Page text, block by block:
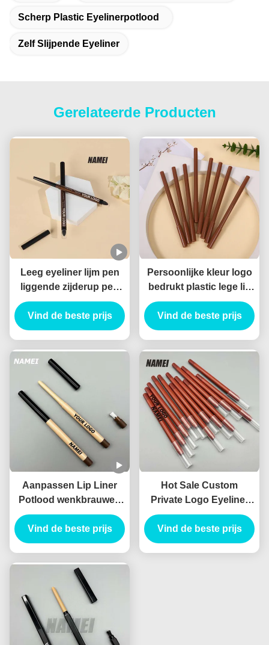
Scherp Plastic Eyelinerpotlood
Zelf Slijpende Eyeliner
Gerelateerde Producten
Leeg eyeliner lijm pen
liggende zijderup pen
waterdicht duurzaam op
maat gel eyeliner
potlood Container
Vind de beste prijs
Persoonlijke kleur logo
bedrukt plastic lege lip
liner buis pakket
container dunne lipliner
buis
Vind de beste prijs
Aanpassen Lip Liner
Potlood wenkbrauwen
eyeliner buis met
borstel lip liner potlood
container met chipper
Vind de beste prijs
Hot Sale Custom
Private Logo Eyeliner
Potlood Container
Blister potlood Slim
Leeg Lip Liner Tube
Vind de beste prijs